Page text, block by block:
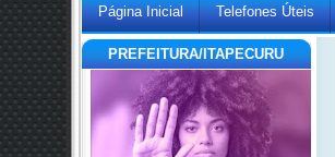
Página Inicial Telefones Úteis
PREFEITURA/ITAPECURU